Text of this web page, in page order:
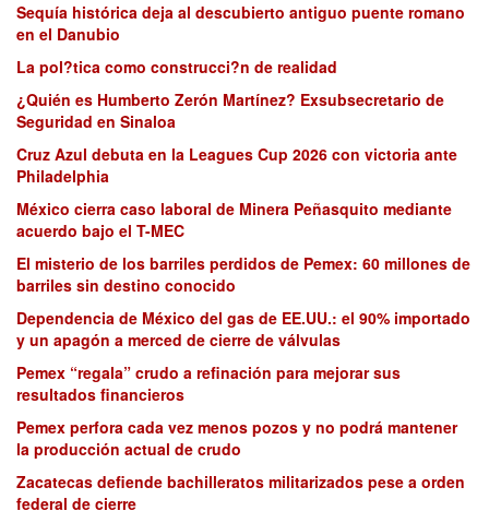
Sequía histórica deja al descubierto antiguo puente romano
en el Danubio
La pol?tica como construcci?n de realidad
¿Quién es Humberto Zerón Martínez? Exsubsecretario de
Seguridad en Sinaloa
Cruz Azul debuta en la Leagues Cup 2026 con victoria ante
Philadelphia
México cierra caso laboral de Minera Peñasquito mediante
acuerdo bajo el T-MEC
El misterio de los barriles perdidos de Pemex: 60 millones de
barriles sin destino conocido
Dependencia de México del gas de EE.UU.: el 90% importado
y un apagón a merced de cierre de válvulas
Pemex “regala” crudo a refinación para mejorar sus
resultados financieros
Pemex perfora cada vez menos pozos y no podrá mantener
la producción actual de crudo
Zacatecas defiende bachilleratos militarizados pese a orden
federal de cierre